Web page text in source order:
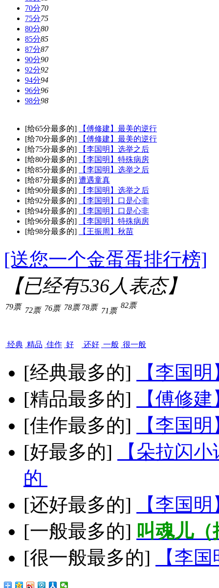
70分70
75分75
80分80
85分85
87分87
90分90
92分92
94分94
96分96
98分98
[给65分最多的]
【傅修建】最美的逆行
[给70分最多的]
【傅修建】最美的逆行
[给75分最多的]
【李国明】选举之后
[给80分最多的]
【李国明】特殊病房
[给85分最多的]
【李国明】选举之后
[给87分最多的] 遭遇童真
[给90分最多的]
【李国明】选举之后
[给92分最多的]
【李国明】口是心非
[给94分最多的]
【李国明】口是心非
[给96分最多的]
【李国明】特殊病房
[给98分最多的]
【王振周】秋苗
[送您一个金蛋蛋排行榜]
【已经有536人表态】
79票
经典
72票
精品
76票
佳作
78票
好
78票
还好
71票
一般
82票
很一般
[经典最多的]
【李国
[精品最多的]
【傅修
[佳作最多的]
【李国
[好最多的]
【朵拉闪
的
[还好最多的]
【李国
[一般最多的] 叫魂儿
[很一般最多的]
【李